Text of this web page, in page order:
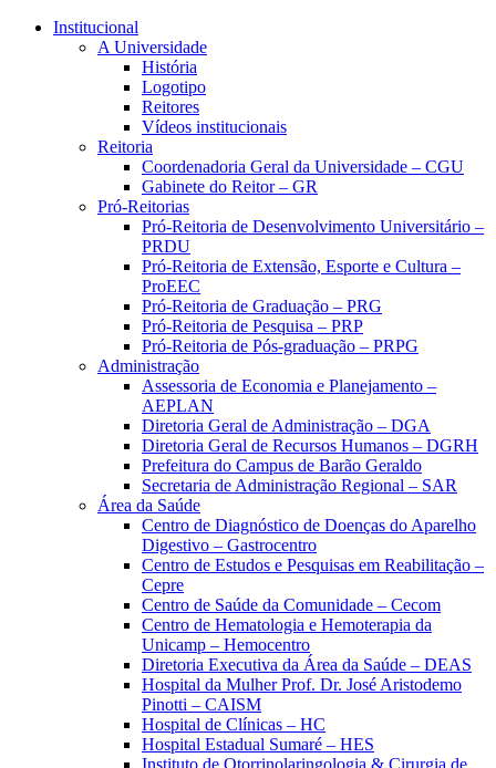
Conteúdo principal
Institucional
A Universidade
História
Logotipo
Reitores
Vídeos institucionais
Reitoria
Coordenadoria Geral da Universidade – CGU
Gabinete do Reitor – GR
Pró-Reitorias
Pró-Reitoria de Desenvolvimento Universitário –
PRDU
Pró-Reitoria de Extensão, Esporte e Cultura –
ProEEC
Pró-Reitoria de Graduação – PRG
Pró-Reitoria de Pesquisa – PRP
Pró-Reitoria de Pós-graduação – PRPG
Administração
Assessoria de Economia e Planejamento –
AEPLAN
Diretoria Geral de Administração – DGA
Diretoria Geral de Recursos Humanos – DGRH
Prefeitura do Campus de Barão Geraldo
Secretaria de Administração Regional – SAR
Área da Saúde
Centro de Diagnóstico de Doenças do Aparelho
Digestivo – Gastrocentro
Centro de Estudos e Pesquisas em Reabilitação –
Cepre
Centro de Saúde da Comunidade – Cecom
Centro de Hematologia e Hemoterapia da
Unicamp – Hemocentro
Diretoria Executiva da Área da Saúde – DEAS
Hospital da Mulher Prof. Dr. José Aristodemo
Pinotti – CAISM
Hospital de Clínicas – HC
Hospital Estadual Sumaré – HES
Instituto de Otorrinolaringologia & Cirurgia de